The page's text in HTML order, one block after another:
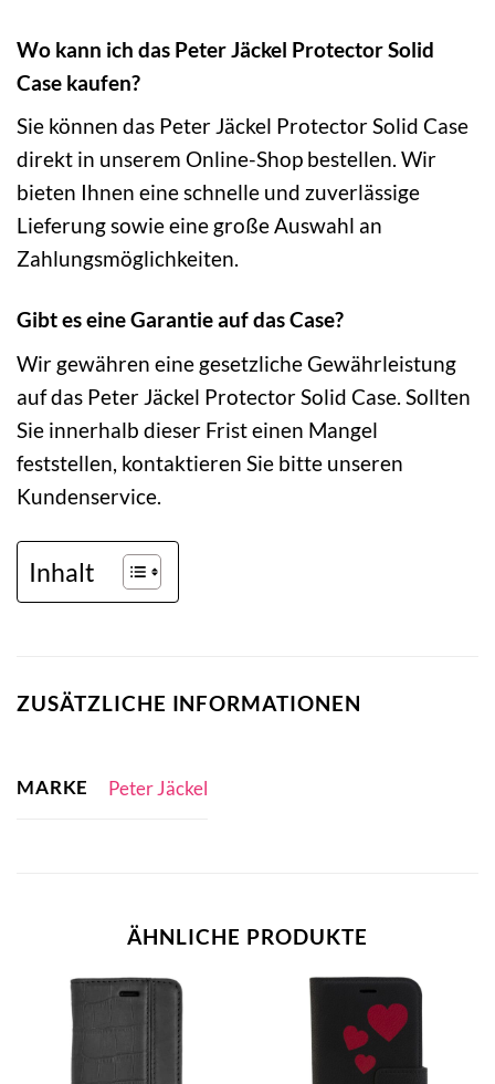
Wo kann ich das Peter Jäckel Protector Solid
Case kaufen?
Sie können das Peter Jäckel Protector Solid Case
direkt in unserem Online-Shop bestellen. Wir
bieten Ihnen eine schnelle und zuverlässige
Lieferung sowie eine große Auswahl an
Zahlungsmöglichkeiten.
Gibt es eine Garantie auf das Case?
Wir gewähren eine gesetzliche Gewährleistung
auf das Peter Jäckel Protector Solid Case. Sollten
Sie innerhalb dieser Frist einen Mangel
feststellen, kontaktieren Sie bitte unseren
Kundenservice.
Inhalt
ZUSÄTZLICHE INFORMATIONEN
MARKE Peter Jäckel
ÄHNLICHE PRODUKTE